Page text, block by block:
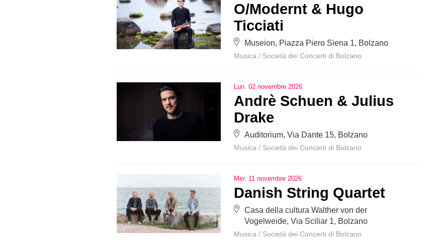
O/Modernt & Hugo
Ticciati
Museion, Piazza Piero Siena 1, Bolzano
Musica / Società dei Concerti di Bolzano
Lun .02 novembre 2026
Andrè Schuen & Julius
Drake
Auditorium, Via Dante 15, Bolzano
Musica / Società dei Concerti di Bolzano
Mer. 11 novembre 2026
Danish String Quartet
Casa della cultura Walther von der
Vogelweide, Via Sciliar 1, Bolzano
Musica / Società dei Concerti di Bolzano